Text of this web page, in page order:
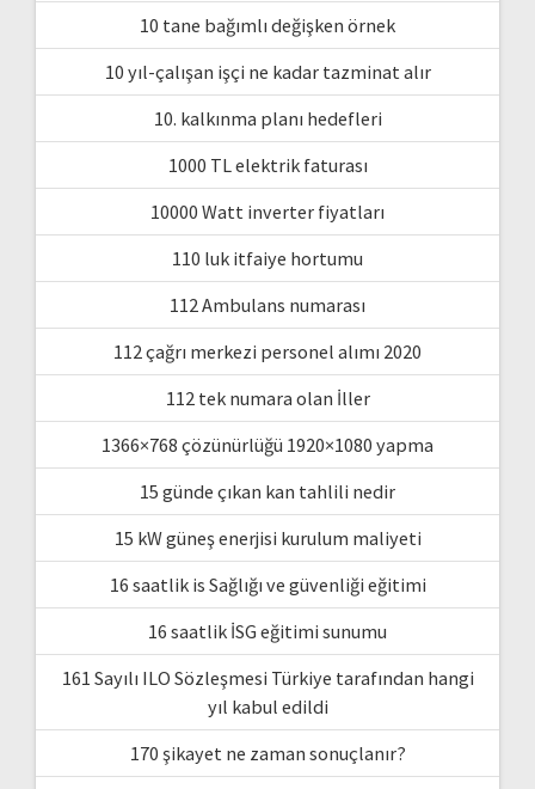
10 tane bağımlı değişken örnek
10 yıl-çalışan işçi ne kadar tazminat alır
10. kalkınma planı hedefleri
1000 TL elektrik faturası
10000 Watt inverter fiyatları
110 luk itfaiye hortumu
112 Ambulans numarası
112 çağrı merkezi personel alımı 2020
112 tek numara olan İller
1366×768 çözünürlüğü 1920×1080 yapma
15 günde çıkan kan tahlili nedir
15 kW güneş enerjisi kurulum maliyeti
16 saatlik is Sağlığı ve güvenliği eğitimi
16 saatlik İSG eğitimi sunumu
161 Sayılı ILO Sözleşmesi Türkiye tarafından hangi
yıl kabul edildi
170 şikayet ne zaman sonuçlanır?